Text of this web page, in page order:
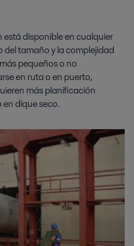
está disponible en cualquier
tamaño y la complejidad
pequeños o no
en ruta o en puerto,
más planificación
dique seco.